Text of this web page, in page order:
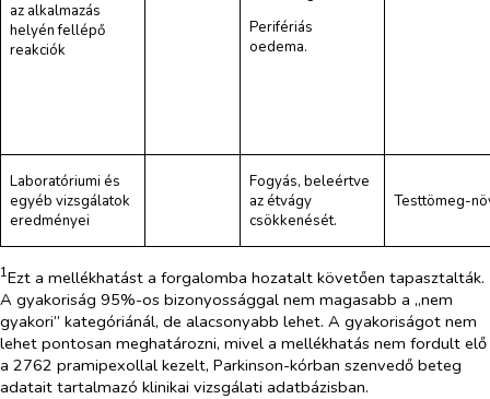
az alkalmazás
helyén fellépő
reakciók
Perifériás
oedema.
Laboratóriumi és
egyéb vizsgálatok
eredményei
Fogyás, beleértve
az étvágy
csökkenését.
Testtömeg-
1Ezt a mellékhatást a forgalomba hozatalt követően tapasztalták.
A gyakoriság 95%-os bizonyossággal nem magasabb a „nem
gyakori” kategóriánál, de alacsonyabb lehet. A gyakoriságot nem
lehet pontosan meghatározni, mivel a mellékhatás nem fordult elő
a 2762 pramipexollal kezelt, Parkinson-kórban szenvedő beteg
adatait tartalmazó klinikai vizsgálati adatbázisban.